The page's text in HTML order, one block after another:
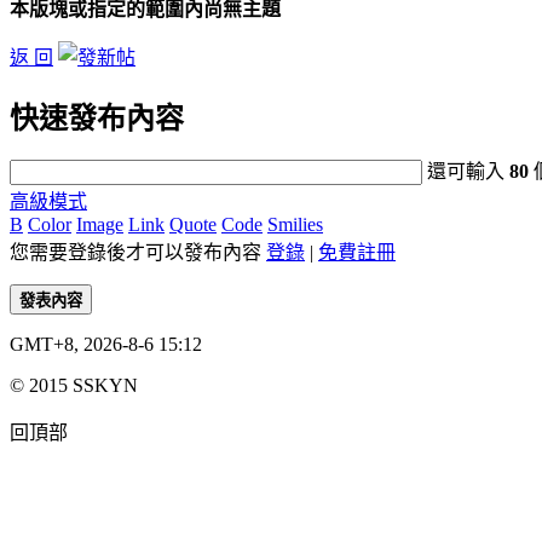
本版塊或指定的範圍內尚無主題
返 回
快速發布內容
還可輸入80
高級模式
B Color Image Link Quote Code Smilies
您需要登錄後才可以發布內容 登錄 | 免費註冊
發表內容
GMT+8, 2026-8-6 15:12
© 2015 SSKYN
回頂部